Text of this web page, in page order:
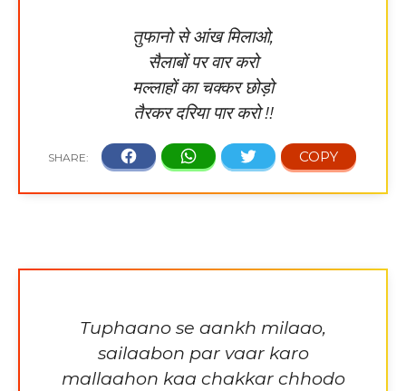
तुफानो से आंख मिलाओ,
सैलाबों पर वार करो
मल्लाहों का चक्कर छोड़ो
तैरकर दरिया पार करो !!
Tuphaano se aankh milaao,
sailaabon par vaar karo
mallaahon kaa chakkar chhodo